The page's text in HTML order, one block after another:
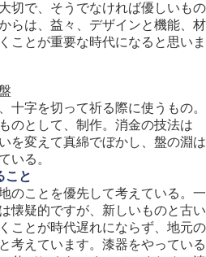
切で、そうでなければ優しいもの
らは、益々、デザインと機能、材
ことが重要な時代になると思いま
十字を切って祈る際に使うもの。
のとして、制作。消金の技法は
を変えて真綿でぼかし、盤の淵は
いる。
こと
のことを優先して考えている。一
懐疑的ですが、新しいものと古い
ことが時代遅れにならず、地元の
考えています。漆器をやっている